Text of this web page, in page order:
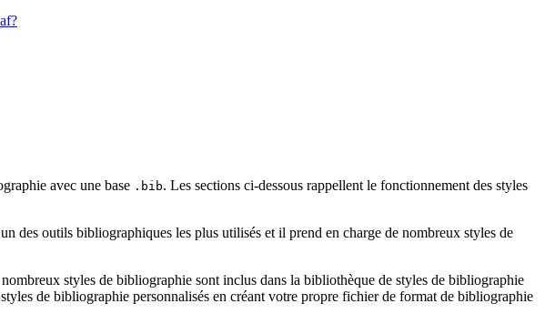
avec une base .bib. Les sections ci-dessous rappellent le fonctionnement des styles
des outils bibliographiques les plus utilisés et il prend en charge de nombreux styles de
styles de bibliographie sont inclus dans la bibliothèque de styles de bibliographie
de bibliographie personnalisés en créant votre propre fichier de format de bibliographie